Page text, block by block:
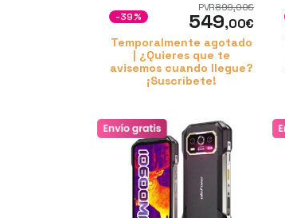
PVR899,00€
549,00€
-39%
Temporalmente agotado
| ¿Quieres que te
avisemos cuando llegue?
¡Suscríbete!